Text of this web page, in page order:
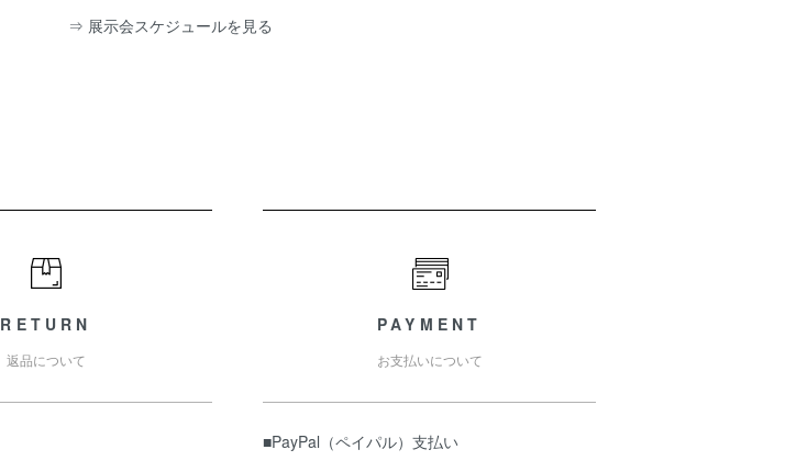
⇒ 展示会スケジュールを見る
RETURN
返品について
PAYMENT
お支払いについて
■PayPal（ペイパル）支払い